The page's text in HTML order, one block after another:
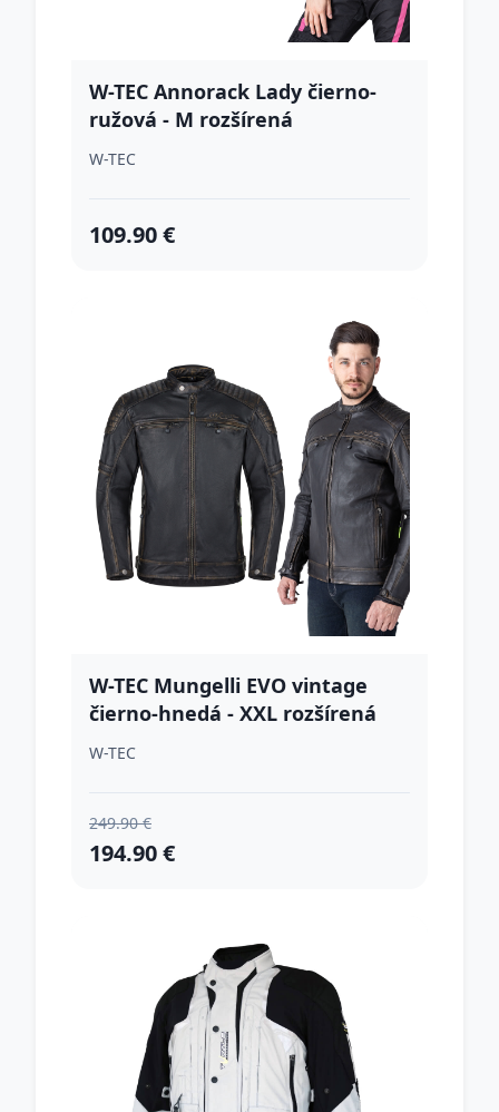
W-TEC Annorack Lady čierno-
ružová - M rozšírená
W-TEC
109.90 €
W-TEC Mungelli EVO vintage
čierno-hnedá - XXL rozšírená
W-TEC
249.90 €
194.90 €